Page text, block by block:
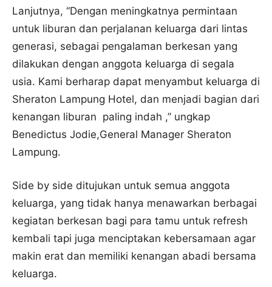
Lanjutnya, “Dengan meningkatnya permintaan
untuk liburan dan perjalanan keluarga dari lintas
generasi, sebagai pengalaman berkesan yang
dilakukan dengan anggota keluarga di segala
usia. Kami berharap dapat menyambut keluarga di
Sheraton Lampung Hotel, dan menjadi bagian dari
kenangan liburan paling indah ,” ungkap
Benedictus Jodie,General Manager Sheraton
Lampung.
Side by side ditujukan untuk semua anggota
keluarga, yang tidak hanya menawarkan berbagai
kegiatan berkesan bagi para tamu untuk refresh
kembali tapi juga menciptakan kebersamaan agar
makin erat dan memiliki kenangan abadi bersama
keluarga.